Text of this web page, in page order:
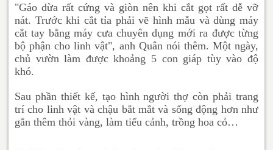
"Gáo dừa rất cứng và giòn nên khi cắt gọt rất dễ vỡ
nát. Trước khi cắt tỉa phải vẽ hình mẫu và dùng máy
cắt tay bằng máy cưa chuyên dụng mới ra được từng
bộ phận cho linh vật", anh Quân nói thêm. Một ngày,
chủ vườn làm được khoảng 5 con giáp tùy vào độ
khó.
Sau phần thiết kế, tạo hình người thợ còn phải trang
trí cho linh vật và chậu bắt mắt và sống động hơn như
gắn thêm thỏi vàng, làm tiểu cảnh, trồng hoa cỏ…